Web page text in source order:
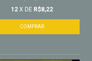
12 X DE R$8,22